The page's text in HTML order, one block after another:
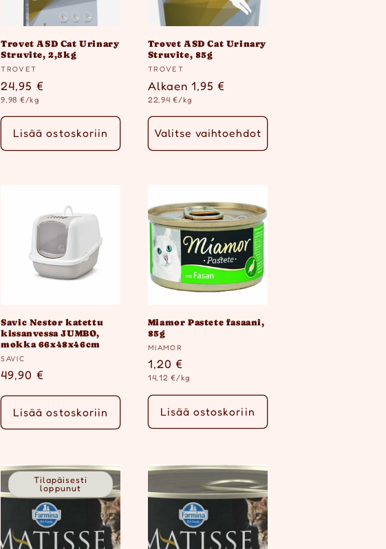
Trovet ASD Cat Urinary
Struvite, 2,5kg
Myyjä:
TROVET
Normaalihinta
24,95 €
Yksikköhinta
9,98 €/kg
Lisää ostoskoriin
Trovet ASD Cat Urinary
Struvite, 85g
Myyjä:
TROVET
Normaalihinta
Alkaen 1,95 €
Yksikköhinta
22,94 €/kg
Valitse vaihtoehdot
Savic Nestor katettu
kissanvessa JUMBO,
mokka 66x48x46cm
Myyjä:
SAVIC
Normaalihinta
49,90 €
Lisää ostoskoriin
Miamor Pastete fasaani,
85g
Myyjä:
MIAMOR
Normaalihinta
1,20 €
Yksikköhinta
14,12 €/kg
Lisää ostoskoriin
Tilapäisesti
loppunut